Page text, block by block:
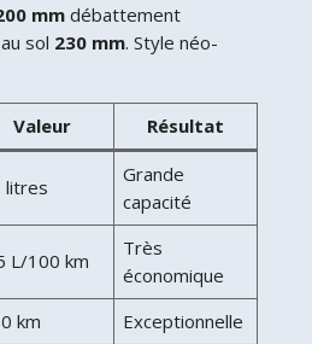
mmdébattement
sol 230 mm. Style néo-
Valeur Résultat
litres
Grande
capacité
L/100 km
Très
économique
km
Exceptionnelle